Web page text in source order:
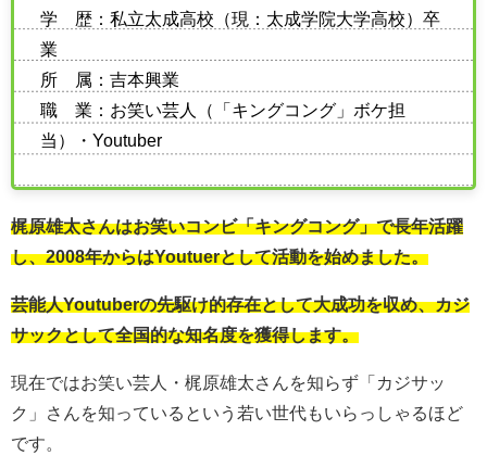
学 歴：私立太成高校（現：太成学院大学高校）卒
業
所 属：吉本興業
職 業：お笑い芸人（「キングコング」ボケ担
当）・Youtuber
梶原雄太さんはお笑いコンビ「キングコング」で長年活躍
し、2008年からはYoutuerとして活動を始めました。
芸能人Youtuberの先駆け的存在として大成功を収め、カジ
サックとして全国的な知名度を獲得します。
現在ではお笑い芸人・梶原雄太さんを知らず「カジサッ
ク」さんを知っているという若い世代もいらっしゃるほど
です。